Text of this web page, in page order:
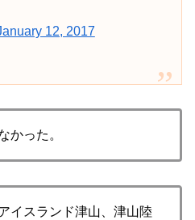
12, 2017
かった。
イスランド津山 、津山陸